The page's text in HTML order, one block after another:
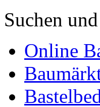
Suchen
Online